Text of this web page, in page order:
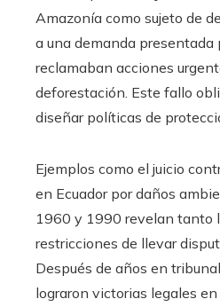
Amazonía como sujeto de
a una demanda presentada
reclamaban acciones
deforestación. Este fallo
diseñar políticas de
Ejemplos como el juicio
en Ecuador por daños
1960 y 1990 revelan tanto
restricciones de llevar
Después de años en
lograron victorias legales